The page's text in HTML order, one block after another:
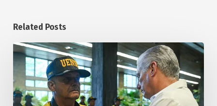
Related Posts
Reconoce
a
rescatistas
cubanos
por